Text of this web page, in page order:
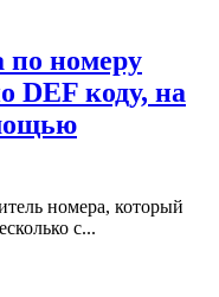
по номеру
DEF коду, на
номера, который
с...